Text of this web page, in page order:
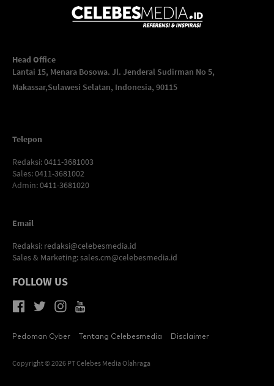
Head Office
Lantai 15, Menara Bosowa. Jl. Jenderal Sudirman No 5,
Makassar,Sulawesi Selatan, Indonesia, 90115
Telepon
Redaksi: 0411-3681003
Sales: 0411-3681002
Admin: 0411-3681020
Email
Redaksi: redaksi@celebesmedia.id
Sales & Marketing:sales.cm@celebesmedia.id
FOLLOW US
Pedoman Cyber Tentang Celebesmedia Disclaimer
Copyright © 2026 PT Celebes Media Olahraga